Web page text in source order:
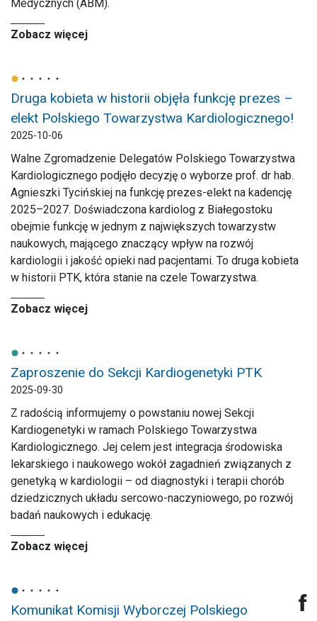
Medycznych (ABM).
Zobacz więcej
Druga kobieta w historii objęła funkcję prezes –
elekt Polskiego Towarzystwa Kardiologicznego!
2025-10-06
Walne Zgromadzenie Delegatów Polskiego Towarzystwa
Kardiologicznego podjęło decyzję o wyborze prof. dr hab.
Agnieszki Tycińskiej na funkcję prezes-elekt na kadencję
2025–2027. Doświadczona kardiolog z Białegostoku
obejmie funkcję w jednym z największych towarzystw
naukowych, mającego znaczący wpływ na rozwój
kardiologii i jakość opieki nad pacjentami. To druga kobieta
w historii PTK, która stanie na czele Towarzystwa.
Zobacz więcej
Zaproszenie do Sekcji Kardiogenetyki PTK
2025-09-30
Z radością informujemy o powstaniu nowej Sekcji
Kardiogenetyki w ramach Polskiego Towarzystwa
Kardiologicznego. Jej celem jest integracja środowiska
lekarskiego i naukowego wokół zagadnień związanych z
genetyką w kardiologii – od diagnostyki i terapii chorób
dziedzicznych układu sercowo-naczyniowego, po rozwój
badań naukowych i edukację.
Zobacz więcej
Komunikat Komisji Wyborczej Polskiego